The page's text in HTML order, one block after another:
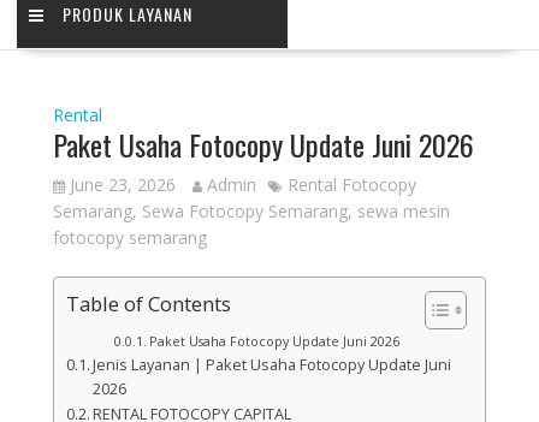
PRODUK LAYANAN
Rental
Paket Usaha Fotocopy Update Juni 2026
June 23, 2026 Admin
Rental Fotocopy
Semarang, Sewa Fotocopy Semarang, sewa mesin
fotocopy semarang
Table of Contents
Paket Usaha Fotocopy Update Juni 2026
Jenis Layanan | Paket Usaha Fotocopy Update Juni
2026
RENTAL FOTOCOPY CAPITAL